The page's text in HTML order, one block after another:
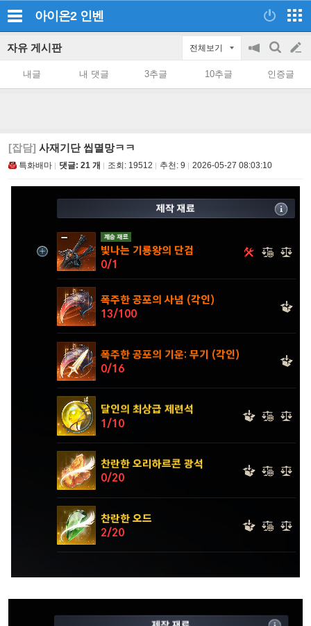
아이온2 인벤
자유 게시판 전체보기
공
on/off
검
색
글
쓰
내글 내 댓글 3추글 10추글 인증글
[잡담] 사재기단 씹멸망ㅋㅋ
특화배마 댓글: 21 개 조회: 19512 추천: 9 2026-05-27 08:03:10